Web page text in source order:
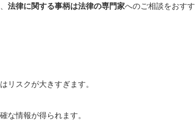
法律に関する事柄は法律の専門家へのご相談をおすす
リスクが大きすぎます。
情報が得られます。